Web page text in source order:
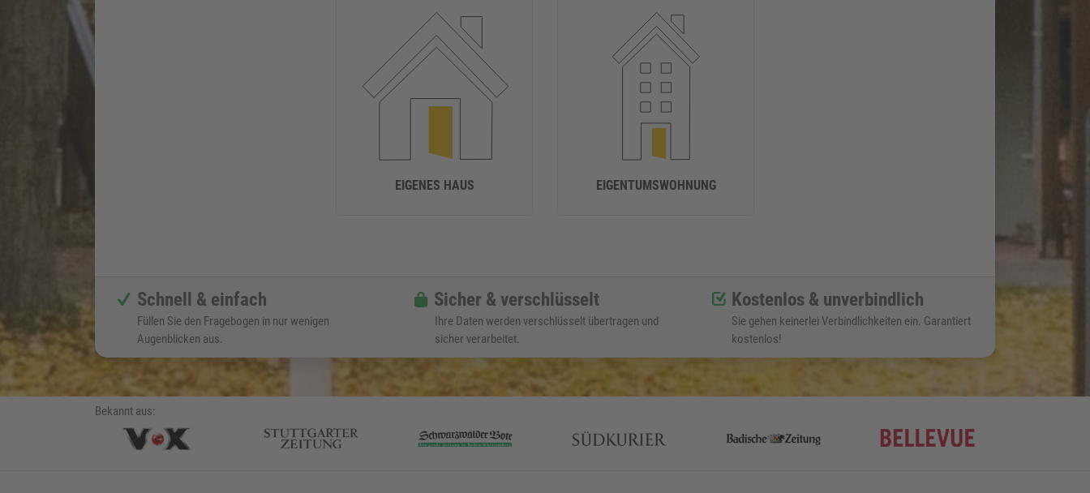
EIGENES HAUS EIGENTUMSWOHNUNG
Schnell & einfach
Füllen Sie den Fragebogen in nur wenigen
Augenblicken aus.
Sicher & verschlüsselt
Ihre Daten werden verschlüsselt übertragen und
sicher verarbeitet.
Kostenlos & unverbindlich
Sie gehen keinerlei Verbindlichkeiten ein. Garantiert
kostenlos!
Bekannt aus: